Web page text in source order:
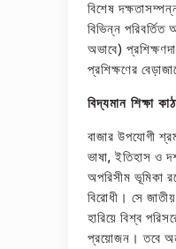
বিশেষ
বিভিন্ন
অভাবে)
প্রশিক্ষণের
বিদ্যমান শিক্ষা
বাজার উপযোগী
ভাষা, ইতিহাস ও
অপরিসীম ভূমিকা
বিরোধী। সে
হারিয়ে বিশ্ব
প্রয়োজন। তবে